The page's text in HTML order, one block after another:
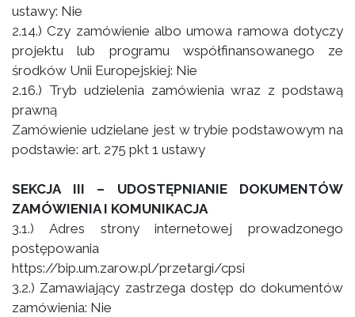
ustawy: Nie
2.14.) Czy zamówienie albo umowa ramowa dotyczy
projektu lub programu współfinansowanego ze
środków Unii Europejskiej: Nie
2.16.) Tryb udzielenia zamówienia wraz z podstawą
prawną
Zamówienie udzielane jest w trybie podstawowym na
podstawie: art. 275 pkt 1 ustawy
SEKCJA III – UDOSTĘPNIANIE DOKUMENTÓW
ZAMÓWIENIA I KOMUNIKACJA
3.1.) Adres strony internetowej prowadzonego
postępowania
https://bip.um.zarow.pl/przetargi/cpsi
3.2.) Zamawiający zastrzega dostęp do dokumentów
zamówienia: Nie